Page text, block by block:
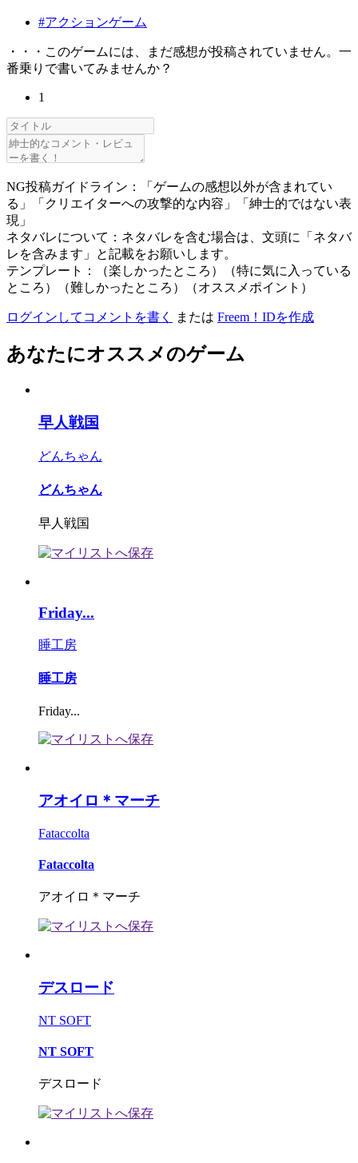
#アクションゲーム
・・・このゲームには、まだ感想が投稿されていません。一
番乗りで書いてみませんか？
1
NG投稿ガイドライン：「ゲームの感想以外が含まれてい
る」「クリエイターへの攻撃的な内容」「紳士的ではない表
現」
ネタバレについて：ネタバレを含む場合は、文頭に「ネタバ
レを含みます」と記載をお願いします。
テンプレート：（楽しかったところ）（特に気に入っている
ところ）（難しかったところ）（オススメポイント）
ログインしてコメントを書く または Freem！IDを作成
あなたにオススメのゲーム
早人戦国
どんちゃん
どんちゃん
早人戦国
Friday...
睡工房
睡工房
Friday...
アオイロ＊マーチ
Fataccolta
Fataccolta
アオイロ＊マーチ
デスロード
NT SOFT
NT SOFT
デスロード